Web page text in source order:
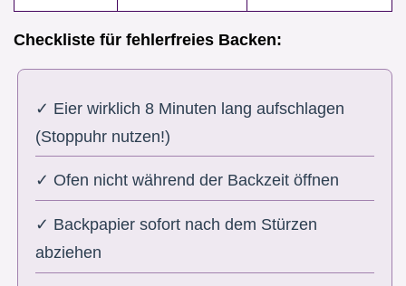
Checkliste für fehlerfreies Backen:
✓ Eier wirklich 8 Minuten lang aufschlagen
(Stoppuhr nutzen!)
✓ Ofen nicht während der Backzeit öffnen
✓ Backpapier sofort nach dem Stürzen
abziehen